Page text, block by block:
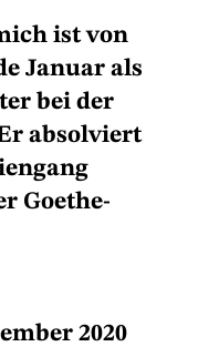
ist von
Januar als
bei der
absolviert
Goethe-
2020